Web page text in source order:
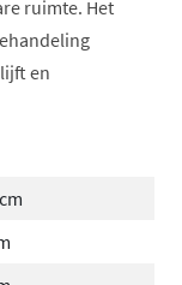
ruimte. Het
en
kleuren